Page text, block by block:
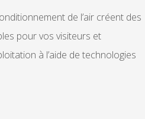
de l’air créent des
pour vos visiteurs et
à l’aide de technologies